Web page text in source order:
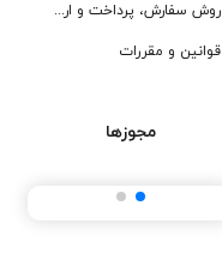
روش سفارش، پرداخت و ارسال
قوانین و مقررات
مجوزها